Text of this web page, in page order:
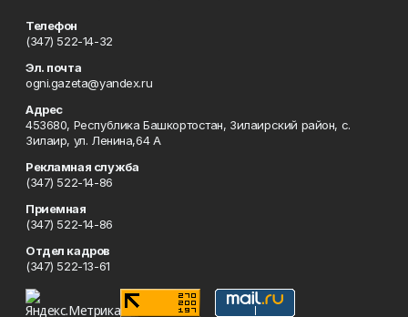
Телефон
(347) 522-14-32
Эл. почта
ogni.gazeta@yandex.ru
Адрес
453680, Республика Башкортостан, Зилаирский район, с.
Зилаир, ул. Ленина,64 А
Рекламная служба
(347) 522-14-86
Приемная
(347) 522-14-86
Отдел кадров
(347) 522-13-61